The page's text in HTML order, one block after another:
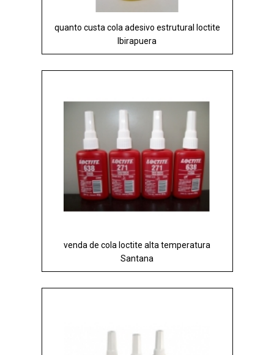
quanto custa cola adesivo estrutural loctite
Ibirapuera
venda de cola loctite alta temperatura
Santana